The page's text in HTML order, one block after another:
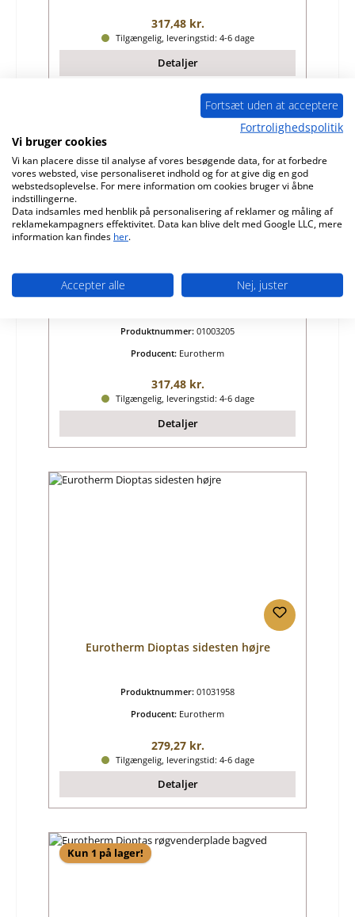
Almindelig pris:
317,48 kr.
Tilgængelig, leveringstid: 4-6 dage
Detaljer
Eurotherm Dioptas røgvenderplade foran
Produktnummer: 01003205
Producent: Eurotherm
Almindelig pris:
317,48 kr.
Tilgængelig, leveringstid: 4-6 dage
Detaljer
Eurotherm Dioptas sidesten højre
Produktnummer: 01031958
Producent: Eurotherm
Almindelig pris:
279,27 kr.
Tilgængelig, leveringstid: 4-6 dage
Detaljer
Kun 1 på lager!
Fortsæt uden at acceptere
Fortrolighedspolitik
Vi bruger cookies
Vi kan placere disse til analyse af vores besøgende data, for at forbedre
vores websted, vise personaliseret indhold og for at give dig en god
webstedsoplevelse. For mere information om cookies bruger vi åbne
indstillingerne.
Data indsamles med henblik på personalisering af reklamer og måling af
reklamekampagners effektivitet. Data kan blive delt med Google LLC, mere
information kan findes her.
Accepter alle Nej, juster